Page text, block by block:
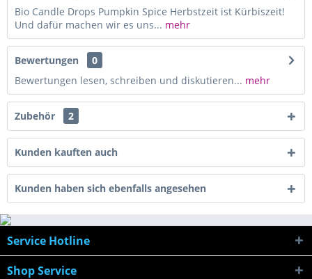
Bio Candle Drops Pumpkin Spice Herbstzeit ist Kürbiszeit!
Und dafür machen wir es uns... mehr
Bewertungen
0
Bewertungen lesen, schreiben und diskutieren... mehr
Zubehör 2
Kunden kauften auch
Kunden haben sich ebenfalls angesehen
Service Hotline
Shop Service